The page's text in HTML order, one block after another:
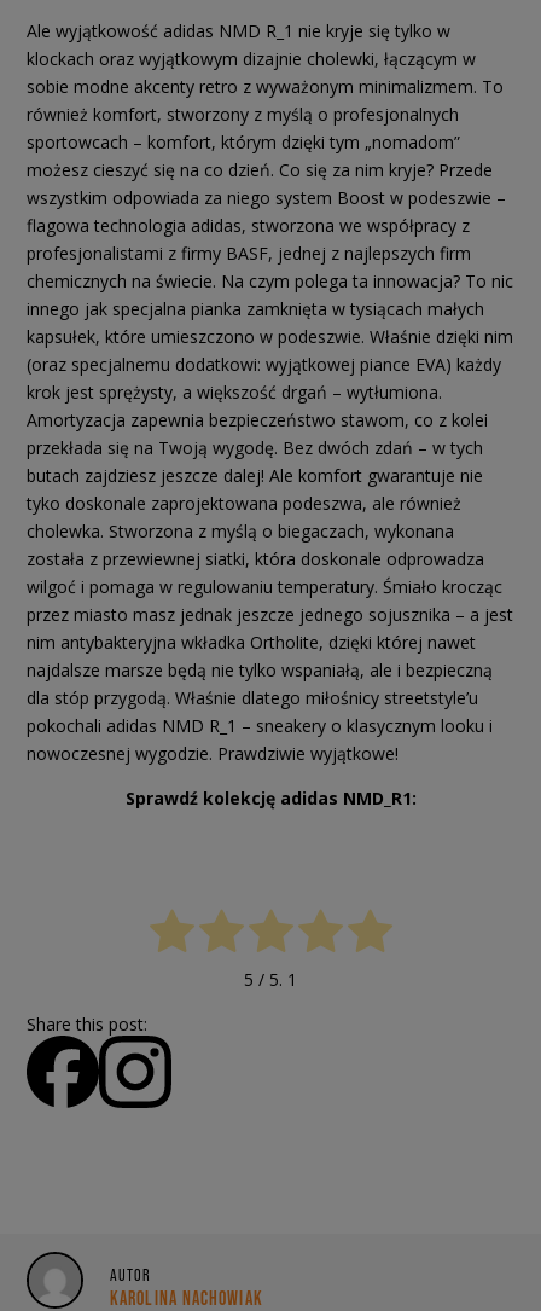
Ale wyjątkowość adidas NMD R_1 nie kryje się tylko w
klockach oraz wyjątkowym dizajnie cholewki, łączącym w
sobie modne akcenty retro z wyważonym minimalizmem. To
również komfort, stworzony z myślą o profesjonalnych
sportowcach – komfort, którym dzięki tym „nomadom”
możesz cieszyć się na co dzień. Co się za nim kryje? Przede
wszystkim odpowiada za niego system Boost w podeszwie –
flagowa technologia adidas, stworzona we współpracy z
profesjonalistami z firmy BASF, jednej z najlepszych firm
chemicznych na świecie. Na czym polega ta innowacja? To nic
innego jak specjalna pianka zamknięta w tysiącach małych
kapsułek, które umieszczono w podeszwie. Właśnie dzięki nim
(oraz specjalnemu dodatkowi: wyjątkowej piance EVA) każdy
krok jest sprężysty, a większość drgań – wytłumiona.
Amortyzacja zapewnia bezpieczeństwo stawom, co z kolei
przekłada się na Twoją wygodę. Bez dwóch zdań – w tych
butach zajdziesz jeszcze dalej! Ale komfort gwarantuje nie
tyko doskonale zaprojektowana podeszwa, ale również
cholewka. Stworzona z myślą o biegaczach, wykonana
została z przewiewnej siatki, która doskonale odprowadza
wilgoć i pomaga w regulowaniu temperatury. Śmiało krocząc
przez miasto masz jednak jeszcze jednego sojusznika – a jest
nim antybakteryjna wkładka Ortholite, dzięki której nawet
najdalsze marsze będą nie tylko wspaniałą, ale i bezpieczną
dla stóp przygodą. Właśnie dlatego miłośnicy streetstyle’u
pokochali adidas NMD R_1 – sneakery o klasycznym looku i
nowoczesnej wygodzie. Prawdziwie wyjątkowe!
Sprawdź kolekcję adidas NMD_R1:
5 / 5. 1
Share this post:
AUTOR
KAROLINA NACHOWIAK